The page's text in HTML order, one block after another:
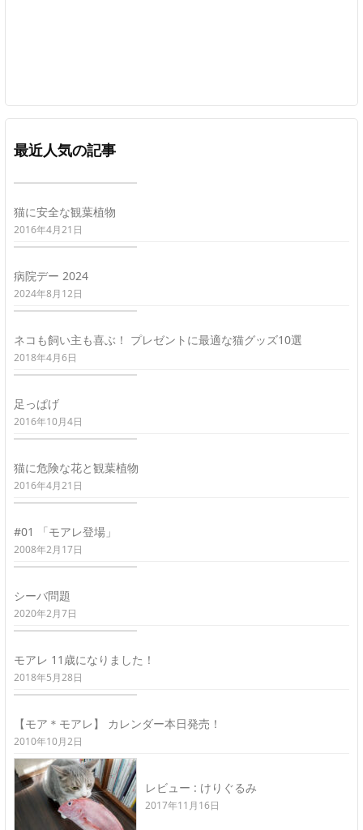
最近人気の記事
猫に安全な観葉植物
2016年4月21日
病院デー 2024
2024年8月12日
ネコも飼い主も喜ぶ！ プレゼントに最適な猫グッズ10選
2018年4月6日
足っぱげ
2016年10月4日
猫に危険な花と観葉植物
2016年4月21日
#01 「モアレ登場」
2008年2月17日
シーバ問題
2020年2月7日
モアレ 11歳になりました！
2018年5月28日
【モア＊モアレ】 カレンダー本日発売！
2010年10月2日
レビュー : けりぐるみ
2017年11月16日